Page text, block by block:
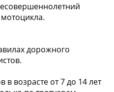
дорожного
возрасте от 7 до 14 лет